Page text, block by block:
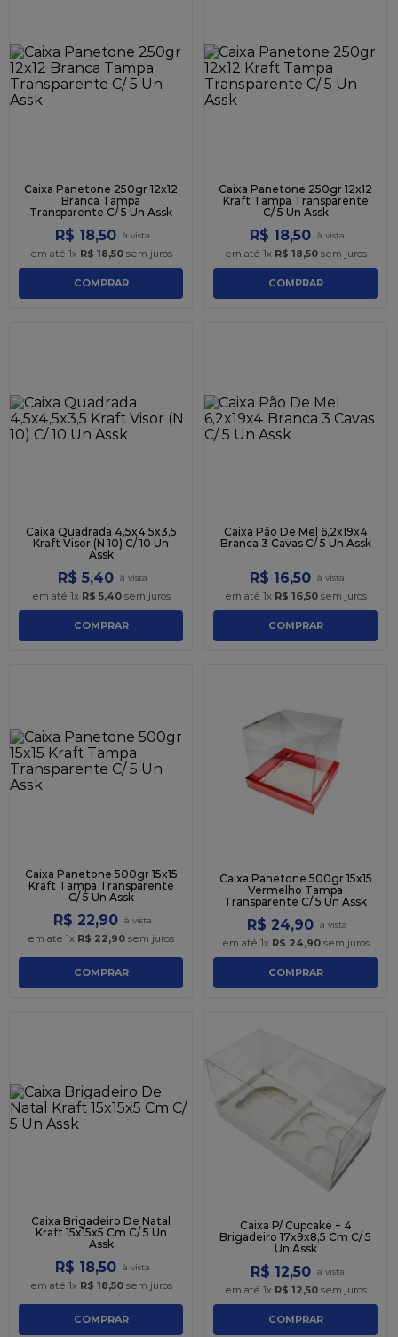
Caixa Panetone 250gr 12x12
Branca Tampa
Transparente C/ 5 Un Assk
R$ 18,50
em até 1x R$ 18,50sem juros
COMPRAR
Caixa Panetone 250gr 12x12
Kraft Tampa Transparente
C/ 5 Un Assk
R$ 18,50
em até 1x R$ 18,50sem juros
COMPRAR
Caixa Quadrada 4,5x4,5x3,5
Kraft Visor (N 10) C/ 10 Un
Assk
R$ 5,40
em até 1x R$ 5,40sem juros
COMPRAR
Caixa Pão De Mel 6,2x19x4
Branca 3 Cavas C/ 5 Un Assk
R$ 16,50
em até 1x R$ 16,50sem juros
COMPRAR
Caixa Panetone 500gr 15x15
Kraft Tampa Transparente
C/ 5 Un Assk
R$ 22,90
em até 1x R$ 22,90 sem juros
COMPRAR
Caixa Panetone 500gr 15x15
Vermelho Tampa
Transparente C/ 5 Un Assk
R$ 24,90
em até 1x R$ 24,90sem juros
COMPRAR
Caixa Brigadeiro De Natal
Kraft 15x15x5 Cm C/ 5 Un
Assk
R$ 18,50
em até 1x R$ 18,50sem juros
COMPRAR
Caixa P/ Cupcake + 4
Brigadeiro 17x9x8,5 Cm C/ 5
Un Assk
R$ 12,50
em até 1x R$ 12,50sem juros
COMPRAR